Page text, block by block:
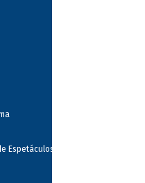
Espetáculos